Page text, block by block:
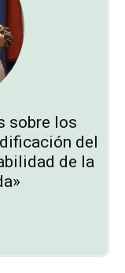
sobre los
del
de la